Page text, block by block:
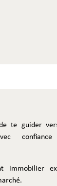
te guider
immobilier